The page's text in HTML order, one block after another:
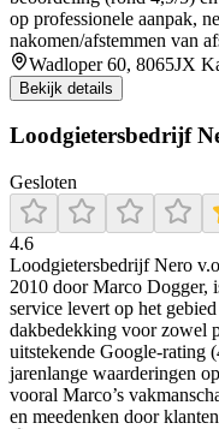
op professionele aanpak,
nakomen/afstemmen van
Wadloper 60, 8065JX
Bekijk details
Loodgietersbedrijf
Gesloten
4.6
Loodgietersbedrijf Nero
2010 door Marco Dogger,
service levert op het
dakbedekking voor zowel
uitstekende Google‑rating
jarenlange waarderingen
vooral Marco’s
en meedenken door